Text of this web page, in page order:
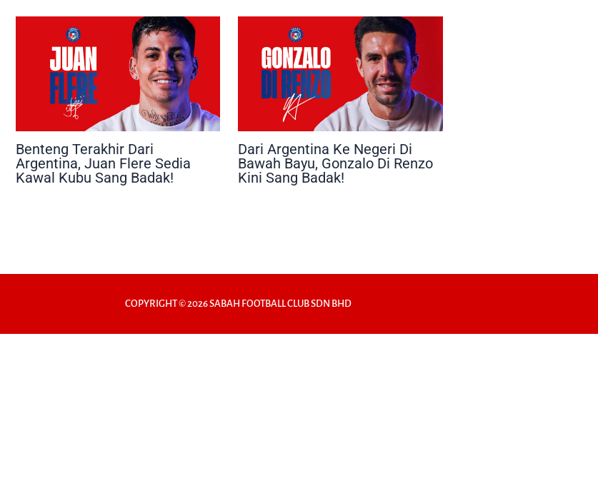
Benteng Terakhir Dari
Argentina, Juan Flere Sedia
Kawal Kubu Sang Badak!
Dari Argentina Ke Negeri Di
Bawah Bayu, Gonzalo Di Renzo
Kini Sang Badak!
COPYRIGHT © 2026 SABAH FOOTBALL CLUB SDN BHD